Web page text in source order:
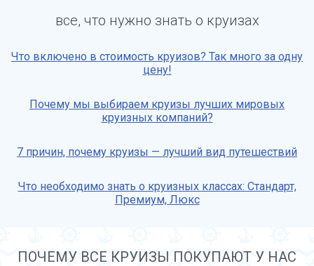
все, что нужно знать о круизах
Что включено в стоимость круизов? Так много за одну
цену!
Почему мы выбираем круизы лучших мировых
круизных компаний?
7 причин, почему круизы — лучший вид путешествий
Что необходимо знать о круизных классах: Стандарт,
Премиум, Люкс
ПОЧЕМУ ВСЕ КРУИЗЫ ПОКУПАЮТ У НАС